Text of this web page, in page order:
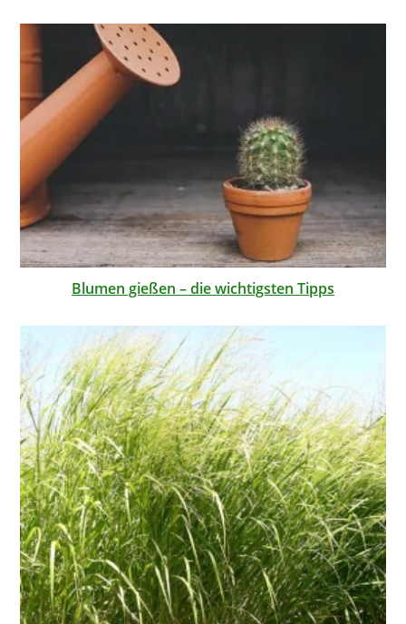
Blumen gießen – die wichtigsten Tipps